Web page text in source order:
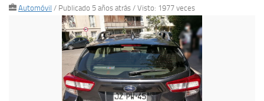
Automóvil / Publicado 5 años atrás / Visto: 1977 veces